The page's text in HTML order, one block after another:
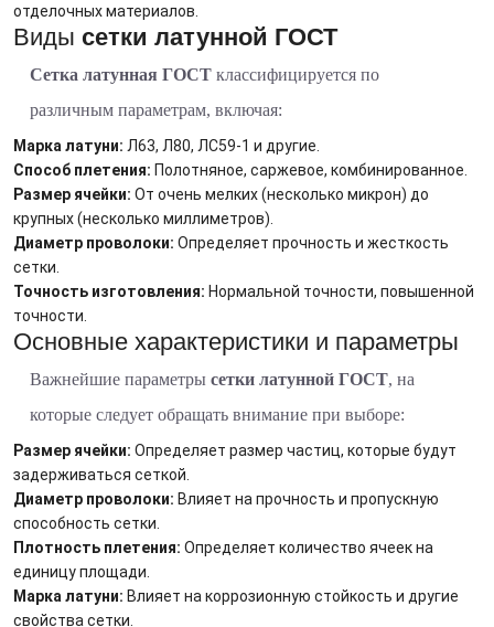
отделочных материалов.
Виды сетки латунной ГОСТ
Сетка латунная ГОСТ классифицируется по
различным параметрам, включая:
Марка латуни: Л63, Л80, ЛС59-1 и другие.
Способ плетения: Полотняное, саржевое, комбинированное.
Размер ячейки: От очень мелких (несколько микрон) до
крупных (несколько миллиметров).
Диаметр проволоки: Определяет прочность и жесткость
сетки.
Точность изготовления: Нормальной точности, повышенной
точности.
Основные характеристики и параметры
Важнейшие параметры сетки латунной ГОСТ, на
которые следует обращать внимание при выборе:
Размер ячейки: Определяет размер частиц, которые будут
задерживаться сеткой.
Диаметр проволоки: Влияет на прочность и пропускную
способность сетки.
Плотность плетения: Определяет количество ячеек на
единицу площади.
Марка латуни: Влияет на коррозионную стойкость и другие
свойства сетки.